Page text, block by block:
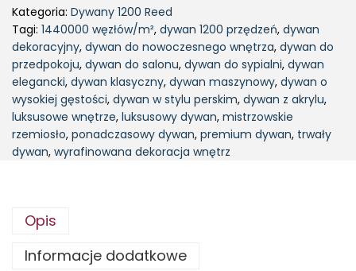
Kategoria: Dywany 1200 Reed
Tagi: 1440000 węzłów/m², dywan 1200 przędzeń, dywan
dekoracyjny, dywan do nowoczesnego wnętrza, dywan do
przedpokoju, dywan do salonu, dywan do sypialni, dywan
elegancki, dywan klasyczny, dywan maszynowy, dywan o
wysokiej gęstości, dywan w stylu perskim, dywan z akrylu,
luksusowe wnętrze, luksusowy dywan, mistrzowskie
rzemiosło, ponadczasowy dywan, premium dywan, trwały
dywan, wyrafinowana dekoracja wnętrz
Opis
Informacje dodatkowe